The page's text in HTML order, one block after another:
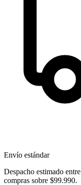
Envío estándar
Despacho estimado entre
compras sobre $99.990.